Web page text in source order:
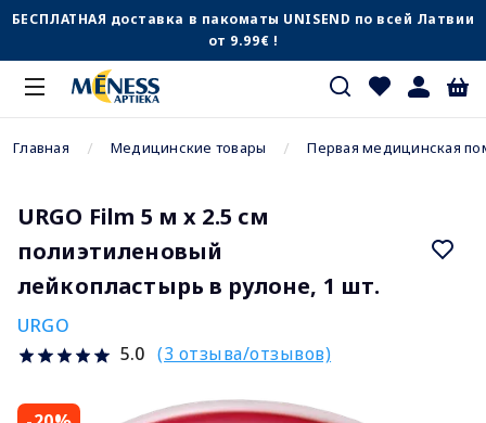
БЕСПЛАТНАЯ доставка в пакоматы UNISEND по всей Латвии
от 9.99€ !
Главная Медицинские товары Первая медицинская
URGO Film 5 м x 2.5 см
полиэтиленовый
лейкопластырь в рулоне, 1 шт.
URGO
5.0 (3 отзыва/отзывов)